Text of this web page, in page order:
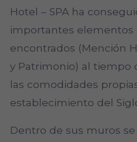
Hotel – SPA ha
importantes elementos
encontrados (Mención
y Patrimonio) al tiempo
las comodidades
establecimiento del
Dentro de sus muros